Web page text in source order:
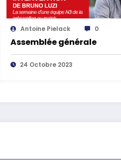
Antoine Pielack 0
Assemblée générale
24 Octobre 2023